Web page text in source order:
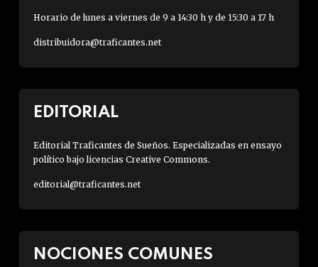
Horario de lunes a viernes de 9 a 14:30 h y de 15:30 a 17 h
distribuidora@traficantes.net
EDITORIAL
Editorial Traficantes de Sueños. Especializadas en ensayo
político bajo licencias Creative Commons.
editorial@traficantes.net
NOCIONES COMUNES